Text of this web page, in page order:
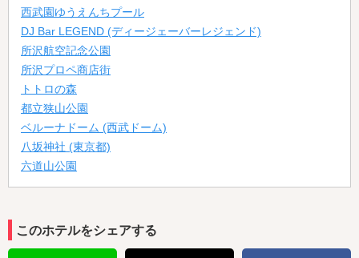
西武園ゆうえんちプール
DJ Bar LEGEND (ディージェーバーレジェンド)
所沢航空記念公園
所沢プロペ商店街
トトロの森
都立狭山公園
ベルーナドーム (西武ドーム)
八坂神社 (東京都)
六道山公園
このホテルをシェアする